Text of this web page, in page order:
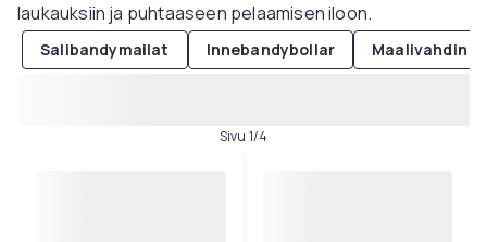
laukauksiin ja puhtaaseen pelaamisen iloon.
Salibandymailat Innebandybollar Maalivahdin
Sivu 1/4